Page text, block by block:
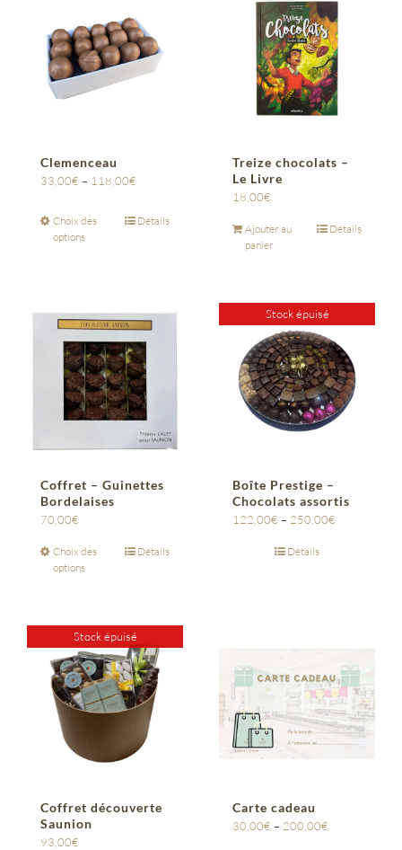
Clemenceau
33,00€ – 118,00€
Choix des
options
Détails
Treize chocolats –
Le Livre
18,00€
Ajouter au
panier
Détails
Coffret – Guinettes
Bordelaises
70,00€
Choix des
options
Détails
Stock épuisé
Boîte Prestige –
Chocolats assortis
122,00€ – 250,00€
Détails
Stock épuisé
Coffret découverte
Saunion
93,00€
Carte cadeau
30,00€ – 200,00€